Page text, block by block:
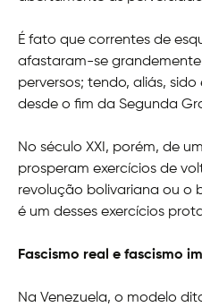
É fato que correntes de
afastaram-se
perversos; tendo, aliás,
desde o fim da Segunda
No século XXI, porém, de
prosperam exercícios de
revolução bolivariana ou o
é um desses exercícios
Fascismo real e fascismo
Na Venezuela, o modelo